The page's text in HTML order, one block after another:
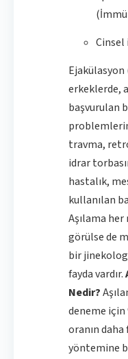
Cinsel
erkeklerde,
başvurulan
travma,
idrar
hastalık,
kullanılan
Aşılama
görülse de
bir jinekolog
fayda vardır.
Nedir?
deneme için
oranın daha
yöntemine